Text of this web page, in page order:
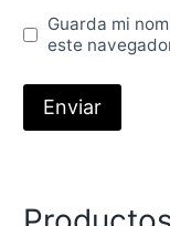
Guarda mi
este